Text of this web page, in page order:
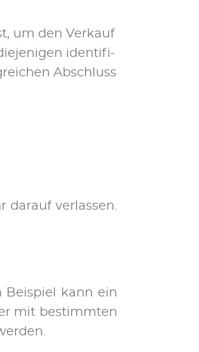
um den Ver­kauf
iden­ti­fi­
Ab­schluss
dar­auf ver­las­sen.
Bei­spiel kann ein
mit be­stimm­ten